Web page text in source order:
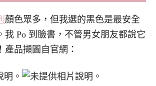
顏色眾多，但我選的黑色是最安全
我 Po 到臉書，不管男女朋友都說它
產品擷圖自官網：